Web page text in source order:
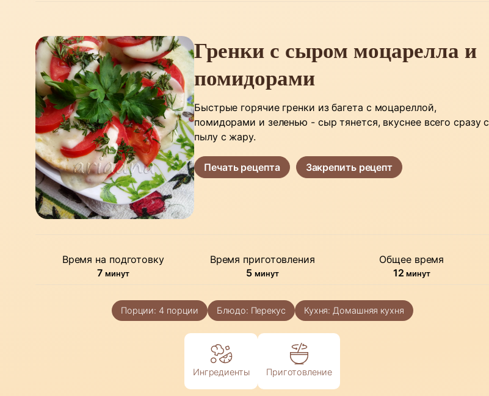
Гренки с сыром моцарелла и
помидорами
Быстрые горячие гренки из багета с моцареллой,
помидорами и зеленью - сыр тянется, вкуснее всего сразу с
пылу с жару.
Печать рецепта Закрепить рецепт
Время на подготовку
7минуты
минут
Время приготовления
5минуты
минут
Общее время
12минуты
минут
Порции: 4 порции Блюдо: Перекус Кухня: Домашняя кухня
Ингредиенты Приготовление